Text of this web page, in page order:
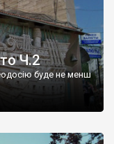
Ч.2
буде не менш